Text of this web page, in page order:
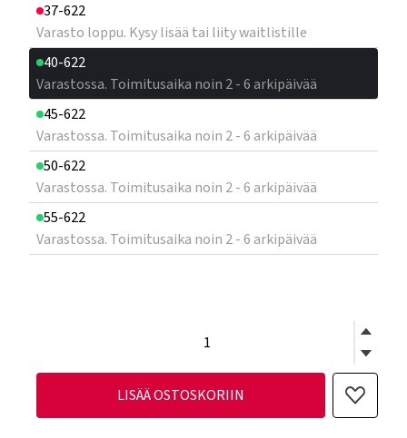
37-622
Varasto loppu. Kysy lisää tai liity waitlistille
40-622
Varastossa. Toimitusaika noin 2 - 6 arkipäivää
45-622
Varastossa. Toimitusaika noin 2 - 6 arkipäivää
50-622
Varastossa. Toimitusaika noin 2 - 6 arkipäivää
55-622
Varastossa. Toimitusaika noin 2 - 6 arkipäivää
LISÄÄ OSTOSKORIIN